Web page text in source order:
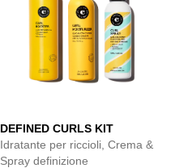
DEFINED CURLS KIT
Idratante per riccioli, Crema &
Spray definizione